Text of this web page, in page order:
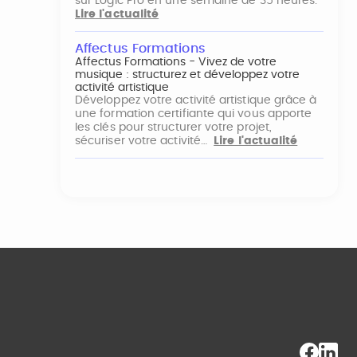
Lire l'actualité
Affectus Formations
Affectus Formations - Vivez de votre
musique : structurez et développez votre
activité artistique
Développez votre activité artistique grâce à
une formation certifiante qui vous apporte
les clés pour structurer votre projet,
sécuriser votre activité…
Lire l'actualité